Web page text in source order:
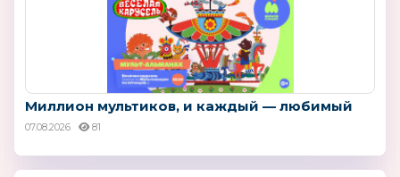
Миллион мультиков, и каждый — любимый
07.08.2026 81